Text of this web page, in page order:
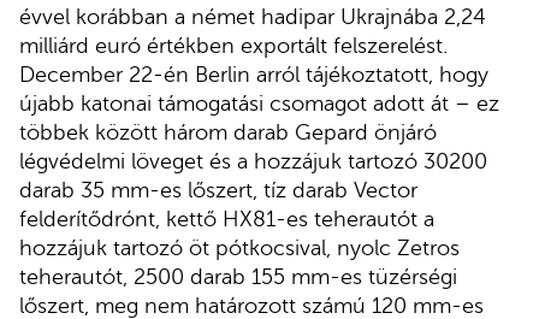
évvel korábban a német hadipar Ukrajnába 2,24
milliárd euró értékben exportált felszerelést.
December 22-én Berlin arról tájékoztatott, hogy
újabb katonai támogatási csomagot adott át – ez
többek között három darab Gepard önjáró
légvédelmi löveget és a hozzájuk tartozó 30200
darab 35 mm-es lőszert, tíz darab Vector
felderítődrónt, kettő HX81-es teherautót a
hozzájuk tartozó öt pótkocsival, nyolc Zetros
teherautót, 2500 darab 155 mm-es tüzérségi
lőszert, meg nem határozott számú 120 mm-es